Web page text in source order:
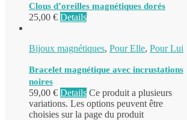
Clous d’oreilles magnétiques dorés
25,00 € Details
Bijoux magnétiques, Pour Elle, Pour Lui
Bracelet magnétique avec incrustations
noires
59,00 € Details Ce produit a plusieurs
variations. Les options peuvent être
choisies sur la page du produit